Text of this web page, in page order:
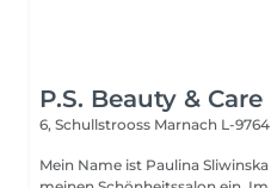
P.S. Beauty & Care
6, Schullstrooss Marnach L-9764
Mein Name ist Paulina